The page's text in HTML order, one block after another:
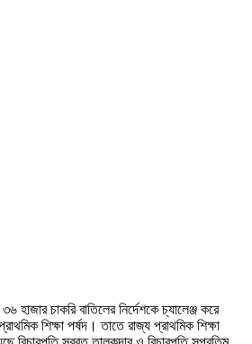
হাজার চাকরি বাতিলের নির্দেশকে চ্যালেঞ্জ করে
শিক্ষা পর্ষদ। তাতে রাজ্য প্রাথমিক শিক্ষা